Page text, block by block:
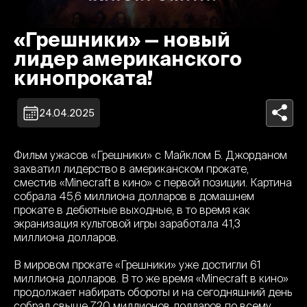
«Грешники» — новый
лидер американского
кинопроката!
24.04.2025
Фильм ужасов «Грешники» с Майклом Б. Джорданом
захватил лидерство в американском прокате,
сместив «Minecraft в кино» с первой позиции. Картина
собрала 45,6 миллиона долларов в домашнем
прокате в дебютные выходные, в то время как
экранизация культовой игры заработала 41,3
миллиона долларов.
В мировом прокате «Грешники» уже достигли 61
миллиона долларов. В то же время «Minecraft в кино»
продолжает набирать обороты и на сегодняшний день